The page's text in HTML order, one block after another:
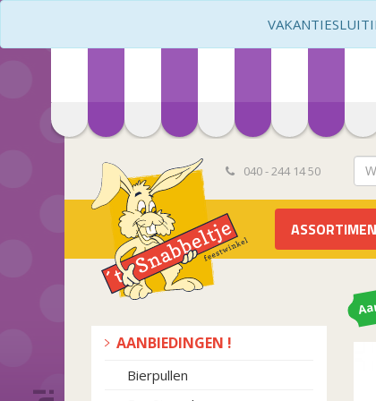
040 - 244 14 50
AANBIEDINGEN !
Bierpullen